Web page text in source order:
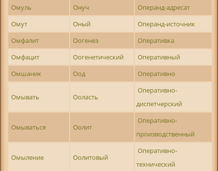
Омуль
Онуч
Операнд-адресат
Омут
Оный
Операнд-источник
Омфалит
Оогенез
Оперативка
Омфацит
Оогенетический
Оперативный
Омшаник
Оод Оперативно
Омывать Ооласть
Оперативно-
диспетчерский
Омываться Оолит
Оперативно-
производственный
Омыление Оолитовый
Оперативно-
технический